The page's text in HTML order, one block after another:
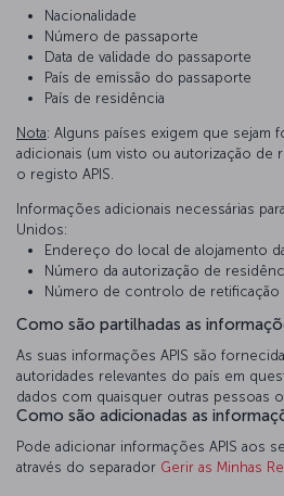
Nacionalidade
Número de passaporte
Data de validade do passaporte
País de emissão do passaporte
País de residência
Nota: Alguns países exigem que
adicionais (um visto ou autorização de
o registo APIS.
Informações adicionais necessárias
Unidos:
Endereço do local de alojamento
Número da autorização de
Número de controlo de retificação
Como são partilhadas as
As suas informações APIS são
autoridades relevantes do país em
dados com quaisquer outras pessoas
Como são adicionadas as
Pode adicionar informações APIS aos
através do separador Gerir as Minhas